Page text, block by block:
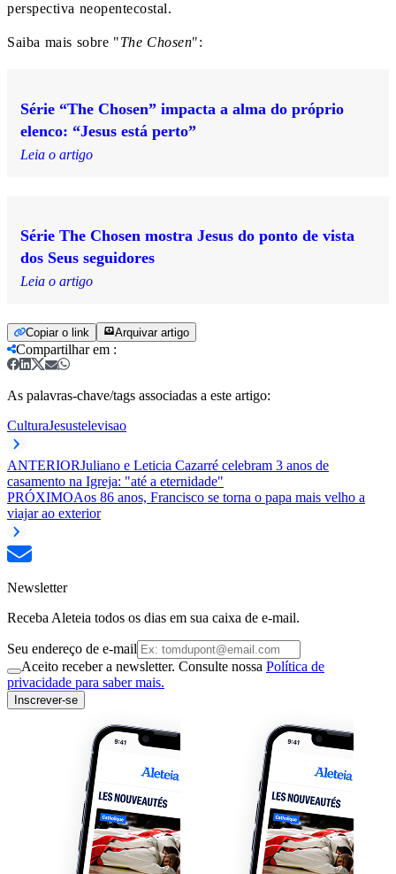
perspectiva neopentecostal.
Saiba mais sobre "The Chosen":
Série “The Chosen” impacta a alma do próprio
elenco: “Jesus está perto”
Leia o artigo
Série The Chosen mostra Jesus do ponto de vista
dos Seus seguidores
Leia o artigo
Copiar o link Arquivar artigo
Compartilhar em :
As palavras-chave/tags associadas a este artigo:
CulturaJesustelevisao
ANTERIORJuliano e Leticia Cazarré celebram 3 anos de
casamento na Igreja: "até a eternidade"
PRÓXIMOAos 86 anos, Francisco se torna o papa mais velho a
viajar ao exterior
Newsletter
Receba Aleteia todos os dias em sua caixa de e-mail.
Seu endereço de e-mail
Aceito receber a newsletter. Consulte nossa Política de
privacidade para saber mais.
Inscrever-se